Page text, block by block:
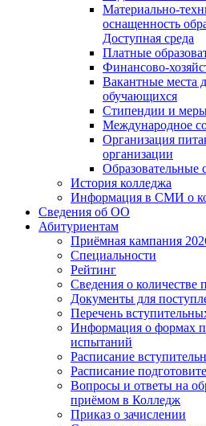
Материально-
оснащенность
Доступная среда
Платные
Финансово-
Вакантные места
обучающихся
Стипендии и
Международное
Организация
организации
Образовательные
История колледжа
Информация в СМИ о
Сведения об ОО
Абитуриентам
Приёмная кампания
Специальности
Рейтинг
Сведения о количестве
Документы для
Перечень
Информация о формах
испытаний
Расписание
Расписание
Вопросы и ответы на
приёмом в Колледж
Приказ о зачислении